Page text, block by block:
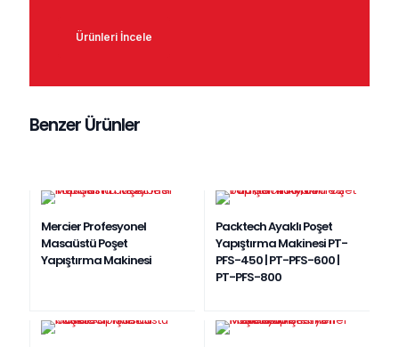
Ürünleri İncele
Benzer Ürünler
Mercier Profesyonel
Masaüstü Poşet
Yapıştırma Makinesi
Packtech Ayaklı Poşet
Yapıştırma Makinesi PT-
PFS-450 | PT-PFS-600 |
PT-PFS-800